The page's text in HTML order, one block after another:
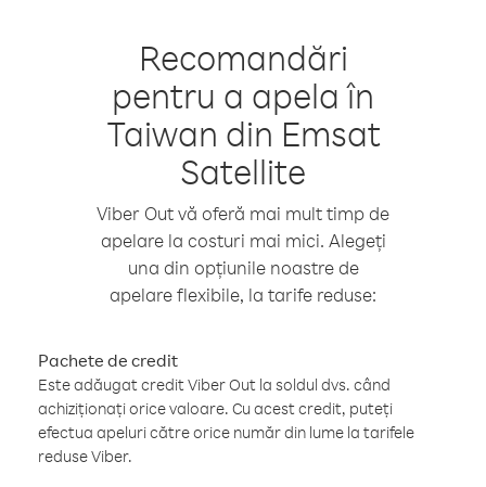
Recomandări
pentru a apela în
Taiwan din Emsat
Satellite
Viber Out vă oferă mai mult timp de
apelare la costuri mai mici. Alegeți
una din opțiunile noastre de
apelare flexibile, la tarife reduse:
Pachete de credit
Este adăugat credit Viber Out la soldul dvs. când
achiziționați orice valoare. Cu acest credit, puteți
efectua apeluri către orice număr din lume la tarifele
reduse Viber.